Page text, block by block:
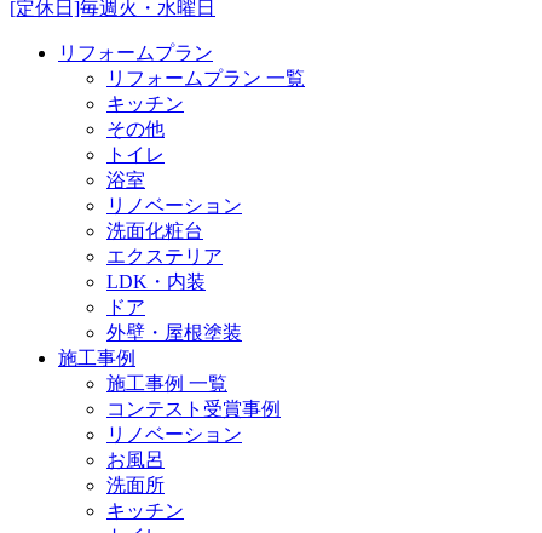
[定休日]毎週火・水曜日
リフォームプラン
リフォームプラン 一覧
キッチン
その他
トイレ
浴室
リノベーション
洗面化粧台
エクステリア
LDK・内装
ドア
外壁・屋根塗装
施工事例
施工事例 一覧
コンテスト受賞事例
リノベーション
お風呂
洗面所
キッチン